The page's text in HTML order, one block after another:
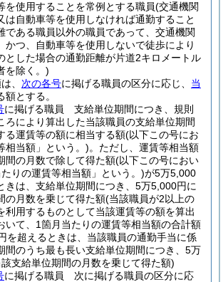
を使用することを常例とする職員(交通機関
は自動車等を使用しなければ通勤すること
である職員以外の職員であって、交通機関
かつ、自動車等を使用しないで徒歩により
とした場合の通勤距離が片道2キロメートル
を除く。)
、 次の各号に掲げる職員の区分に応じ、 当
額とする。
に掲げる職員 支給単位期間につき、規則
ろにより算出した当該職員の支給単位期間
る運賃等の額に相当する額(以下この号にお
相当額」という。)。 ただし、運賃等相当額
間の月数で除して得た額(以下この号におい
りの運賃等相当額」という。)が5万5,000
きは、支給単位期間につき、5万5,000円に
の月数を乗じて得た額(当該職員が2以上の
利用するものとして当該運賃等の額を算出
いて、1箇月当たりの運賃等相当額の合計額
を超えるときは、当該職員の通勤手当に係
間のうち最も長い支給単位期間につき、5万
支給単位期間の月数を乗じて得た額)
に掲げる職員 次に掲げる職員の区分に応